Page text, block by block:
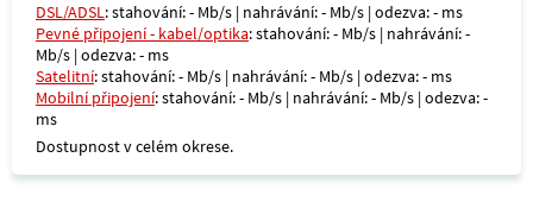
DSL/ADSL: stahování: - Mb/s | nahrávání: - Mb/s | odezva: - ms
Pevné připojení - kabel/optika: stahování: - Mb/s | nahrávání: -
Mb/s | odezva: - ms
Satelitní: stahování: - Mb/s | nahrávání: - Mb/s | odezva: - ms
Mobilní připojení: stahování: - Mb/s | nahrávání: - Mb/s | odezva: -
ms
Dostupnost v celém okrese.